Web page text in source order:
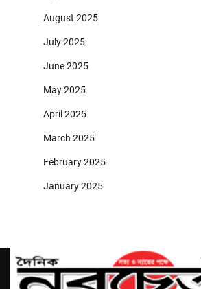
August 2025
July 2025
June 2025
May 2025
April 2025
March 2025
February 2025
January 2025